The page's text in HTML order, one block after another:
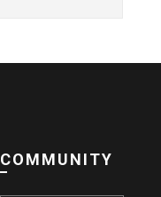
COMMUNITY